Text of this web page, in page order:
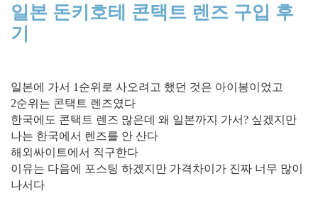
일본 돈키호테 콘택트 렌즈 구입 후
기
일본에 가서 1순위로 사오려고 했던 것은 아이봉이었고
2순위는 콘택트 렌즈였다
한국에도 콘택트 렌즈 많은데 왜 일본까지 가서? 싶겠지만
나는 한국에서 렌즈를 안 산다
해외싸이트에서 직구한다
이유는 다음에 포스팅 하겠지만 가격차이가 진짜 너무 많이
나서다